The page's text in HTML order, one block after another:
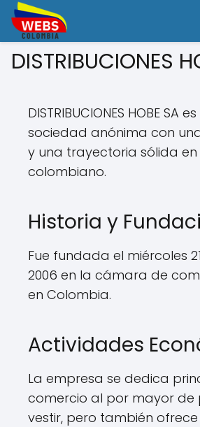
DISTRIBUCIONES
DISTRIBUCIONES HOBE SA
sociedad anónima con
y una trayectoria sólida
colombiano.
Historia y
Fue fundada el miércoles
2006 en la cámara de
en Colombia.
Actividades
La empresa se dedica
comercio al por mayor de
vestir, pero también ofrece